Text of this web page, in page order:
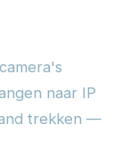
naar IP
trekken —